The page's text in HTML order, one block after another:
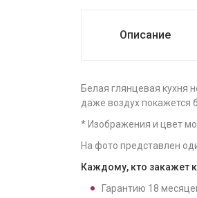
Описание
Белая глянцевая кухня
даже воздух покажется
* Изображения и цвет
На фото представлен
Каждому, кто закажет
Гарантию 18